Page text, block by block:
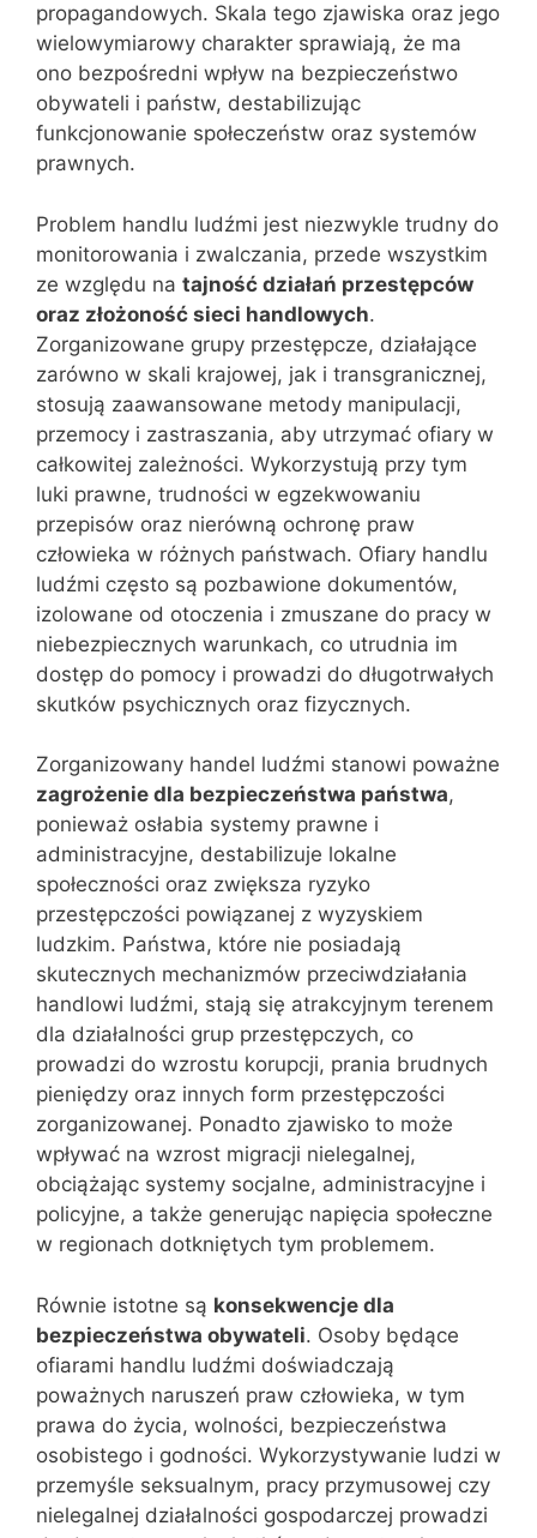
propagandowych. Skala tego zjawiska oraz jego
wielowymiarowy charakter sprawiają, że ma
ono bezpośredni wpływ na bezpieczeństwo
obywateli i państw, destabilizując
funkcjonowanie społeczeństw oraz systemów
prawnych.
Problem handlu ludźmi jest niezwykle trudny do
monitorowania i zwalczania, przede wszystkim
ze względu na tajność działań przestępców
oraz złożoność sieci handlowych.
Zorganizowane grupy przestępcze, działające
zarówno w skali krajowej, jak i transgranicznej,
stosują zaawansowane metody manipulacji,
przemocy i zastraszania, aby utrzymać ofiary w
całkowitej zależności. Wykorzystują przy tym
luki prawne, trudności w egzekwowaniu
przepisów oraz nierówną ochronę praw
człowieka w różnych państwach. Ofiary handlu
ludźmi często są pozbawione dokumentów,
izolowane od otoczenia i zmuszane do pracy w
niebezpiecznych warunkach, co utrudnia im
dostęp do pomocy i prowadzi do długotrwałych
skutków psychicznych oraz fizycznych.
Zorganizowany handel ludźmi stanowi poważne
zagrożenie dla bezpieczeństwa państwa,
ponieważ osłabia systemy prawne i
administracyjne, destabilizuje lokalne
społeczności oraz zwiększa ryzyko
przestępczości powiązanej z wyzyskiem
ludzkim. Państwa, które nie posiadają
skutecznych mechanizmów przeciwdziałania
handlowi ludźmi, stają się atrakcyjnym terenem
dla działalności grup przestępczych, co
prowadzi do wzrostu korupcji, prania brudnych
pieniędzy oraz innych form przestępczości
zorganizowanej. Ponadto zjawisko to może
wpływać na wzrost migracji nielegalnej,
obciążając systemy socjalne, administracyjne i
policyjne, a także generując napięcia społeczne
w regionach dotkniętych tym problemem.
Równie istotne są konsekwencje dla
bezpieczeństwa obywateli. Osoby będące
ofiarami handlu ludźmi doświadczają
poważnych naruszeń praw człowieka, w tym
prawa do życia, wolności, bezpieczeństwa
osobistego i godności. Wykorzystywanie ludzi w
przemyśle seksualnym, pracy przymusowej czy
nielegalnej działalności gospodarczej prowadzi